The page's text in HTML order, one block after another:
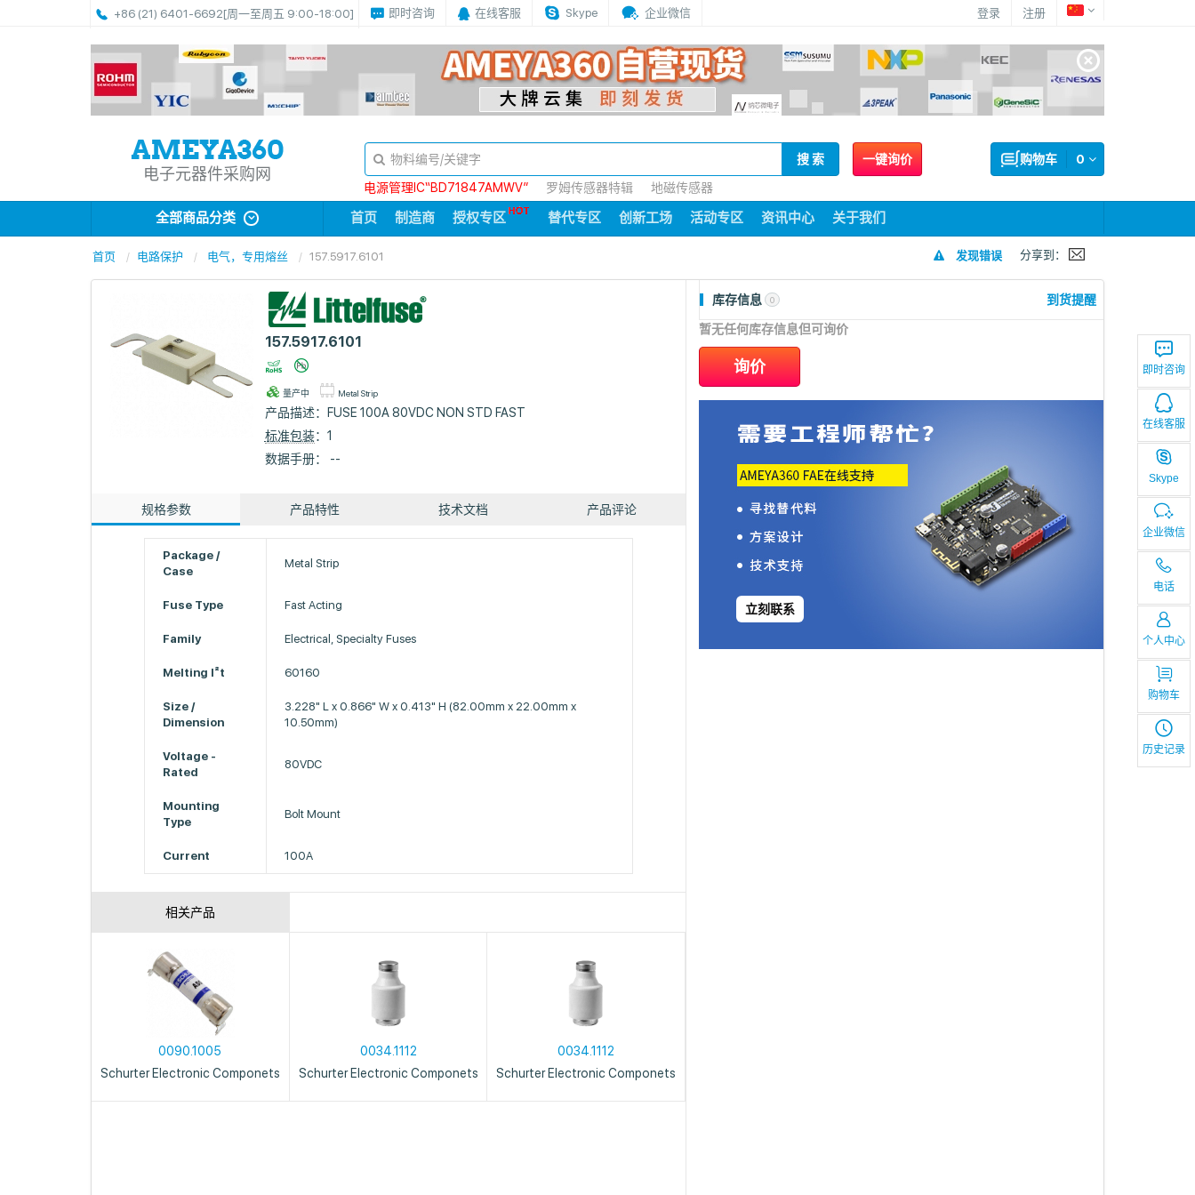
+86 (21) 6401-6692[周一至周五 9:00-18:00] 即时咨询 在线客服 Skype 企业微信 登录 注册
即时咨询
在线客服
Skype
企业微信
电话
个人中心
购物车
历史记录
电子元器件采购网
一键询价 0
购物车
搜 索
电源管理IC“BD71847AMWV”
罗姆传感器特辑 地磁传感器
全部商品分类 首页 制造商 授权专区 替代专区 创新工场 活动专区 资讯中心 关于我们
首页 电路保护 电气，专用熔丝 157.5917.6101 发现错误 分享到：
157.5917.6101
量产中 Metal Strip
产品描述：
FUSE 100A 80VDC NON STD FAST
标准包装：1
数据手册： --
规格参数 产品特性 技术文档 产品评论
Package /
Case
Metal Strip
Fuse Type Fast Acting
Family Electrical, Specialty Fuses
Melting I²t 60160
Size /
Dimension
3.228" L x 0.866" W x 0.413" H (82.00mm x 22.00mm x
10.50mm)
Voltage -
Rated
80VDC
Mounting
Type
Bolt Mount
Current 100A
相关产品
0090.1005
Schurter Electronic Componets
0034.1112
Schurter Electronic Componets
0034.1112
Schurter Electronic Componets
库存信息 0 到货提醒
暂无任何库存信息但可询价
询价
立刻联系